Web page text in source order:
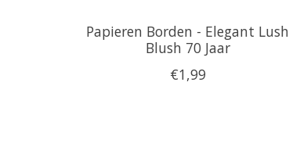
Papieren Borden - Elegant Lush
Blush 70 Jaar
€1,99